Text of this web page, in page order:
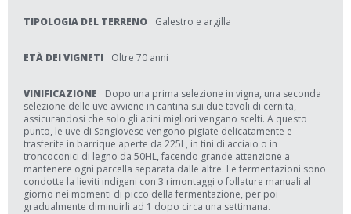
TIPOLOGIA DEL TERRENO Galestro e argilla
ETÀ DEI VIGNETI Oltre 70 anni
VINIFICAZIONE
Dopo una prima selezione in vigna, una seconda
selezione delle uve avviene in cantina sui due tavoli di cernita,
assicurandosi che solo gli acini migliori vengano scelti. A questo
punto, le uve di Sangiovese vengono pigiate delicatamente e
trasferite in barrique aperte da 225L, in tini di acciaio o in
troncoconici di legno da 50HL, facendo grande attenzione a
mantenere ogni parcella separata dalle altre. Le fermentazioni sono
condotte la lieviti indigeni con 3 rimontaggi o follature manuali al
giorno nei momenti di picco della fermentazione, per poi
gradualmente diminuirli ad 1 dopo circa una settimana.